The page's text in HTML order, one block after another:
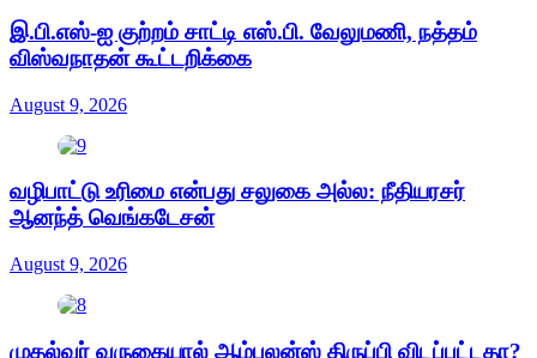
இ.பி.எஸ்-ஐ குற்றம் சாட்டி எஸ்.பி. வேலுமணி, நத்தம்
விஸ்வநாதன் கூட்டறிக்கை
August 9, 2026
வழிபாட்டு உரிமை என்பது சலுகை அல்ல: நீதியரசர்
ஆனந்த் வெங்கடேசன்
August 9, 2026
முதல்வர் வருகையால் ஆம்புலன்ஸ் திருப்பி விடப்பட்டதா?